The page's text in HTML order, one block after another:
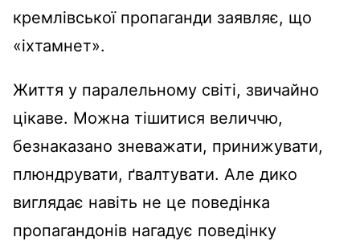
кремлівської пропаганди заявляє, що
«іхтамнет».
Життя у паралельному світі, звичайно
цікаве. Можна тішитися величчю,
безнаказано зневажати, принижувати,
плюндрувати, ґвалтувати. Але дико
виглядає навіть не це поведінка
пропагандонів нагадує поведінку